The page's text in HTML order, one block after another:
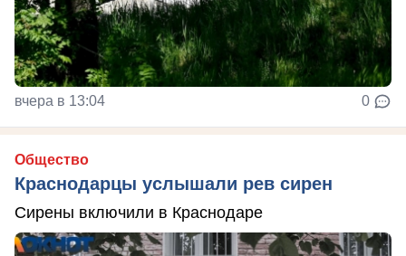
вчера в 13:04 0
Общество
Краснодарцы услышали рев сирен
Сирены включили в Краснодаре